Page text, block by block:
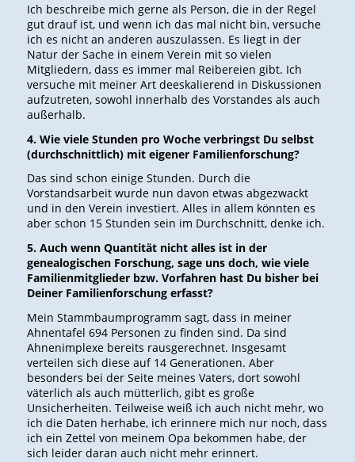
Ich beschreibe mich gerne als Person, die in der Regel
gut drauf ist, und wenn ich das mal nicht bin, versuche
ich es nicht an anderen auszulassen. Es liegt in der
Natur der Sache in einem Verein mit so vielen
Mitgliedern, dass es immer mal Reibereien gibt. Ich
versuche mit meiner Art deeskalierend in Diskussionen
aufzutreten, sowohl innerhalb des Vorstandes als auch
außerhalb.
4. Wie viele Stunden pro Woche verbringst Du selbst
(durchschnittlich) mit eigener Familienforschung?
Das sind schon einige Stunden. Durch die
Vorstandsarbeit wurde nun davon etwas abgezwackt
und in den Verein investiert. Alles in allem könnten es
aber schon 15 Stunden sein im Durchschnitt, denke ich.
5. Auch wenn Quantität nicht alles ist in der
genealogischen Forschung, sage uns doch, wie viele
Familienmitglieder bzw. Vorfahren hast Du bisher bei
Deiner Familienforschung erfasst?
Mein Stammbaumprogramm sagt, dass in meiner
Ahnentafel 694 Personen zu finden sind. Da sind
Ahnenimplexe bereits rausgerechnet. Insgesamt
verteilen sich diese auf 14 Generationen. Aber
besonders bei der Seite meines Vaters, dort sowohl
väterlich als auch mütterlich, gibt es große
Unsicherheiten. Teilweise weiß ich auch nicht mehr, wo
ich die Daten herhabe, ich erinnere mich nur noch, dass
ich ein Zettel von meinem Opa bekommen habe, der
sich leider daran auch nicht mehr erinnert.